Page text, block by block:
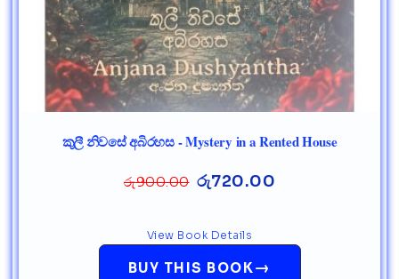
කුලී නිවසේ අබිරහස - Mystery in a Rented House
රු900.00 රු720.00
BUY THIS BOOK→
View Book Details